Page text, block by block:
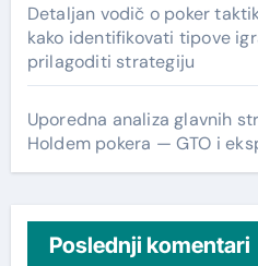
Detaljan vodič o poker
kako identifikovati tipove
prilagoditi strategiju
Uporedna analiza glavnih
Holdem pokera — GTO i
Poslednji komentari